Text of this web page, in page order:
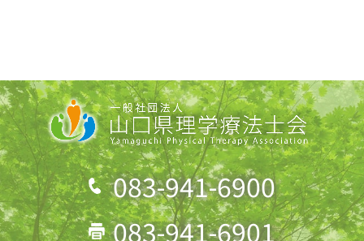
083-941-6900
083-941-6901